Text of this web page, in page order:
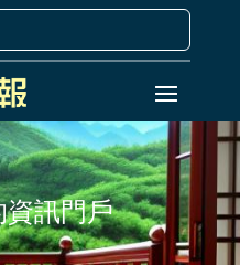
訊門戶